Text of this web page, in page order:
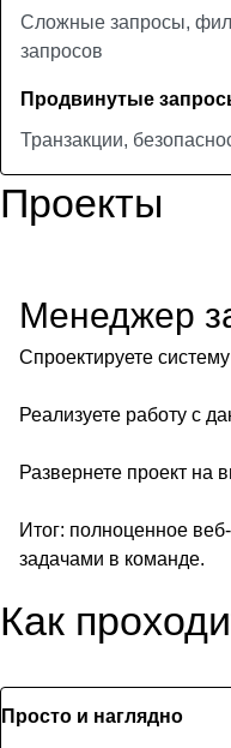
Сложные запросы,
запросов
Продвинутые
Транзакции,
Проекты
Менеджер
Спроектируете
Реализуете работу с
Развернете проект на
Итог: полноценное
задачами в команде.
Как
Просто и наглядно